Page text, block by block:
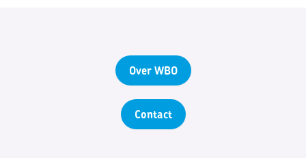
Over WBO
Contact